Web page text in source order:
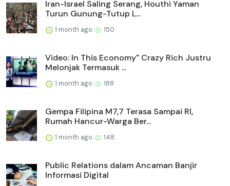
Iran-Israel Saling Serang, Houthi Yaman
Turun Gunung-Tutup L...
1 month ago 150
Video: In This Economy" Crazy Rich Justru
Melonjak Termasuk ...
1 month ago 188
Gempa Filipina M7,7 Terasa Sampai RI,
Rumah Hancur-Warga Ber...
1 month ago 148
Public Relations dalam Ancaman Banjir
Informasi Digital